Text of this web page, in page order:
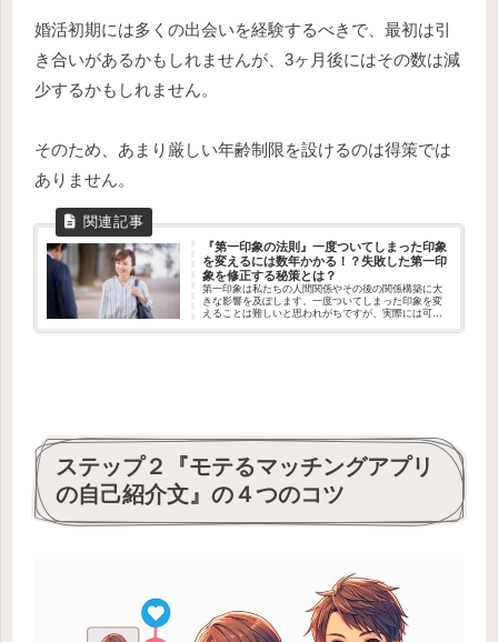
婚活初期には多くの出会いを経験するべきで、最初は引
き合いがあるかもしれませんが、3ヶ月後にはその数は減
少するかもしれません。
そのため、あまり厳しい年齢制限を設けるのは得策では
ありません。
『第一印象の法則』一度ついてしまった印象
を変えるには数年かかる！？失敗した第一印
象を修正する秘策とは？
第一印象は私たちの人間関係やその後の関係構築に大
きな影響を及ぼします。一度ついてしまった印象を変
えることは難しいと思われがちですが、実際には可能
ステップ２『モテるマッチングアプリ
の自己紹介文』の４つのコツ